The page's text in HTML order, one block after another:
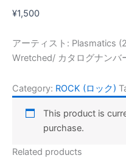
¥1,500
アーティスト: Plasmatics
Wretched/ カタログナンバ
Category: ROCK (ロック)
This product is
purchase.
Related products